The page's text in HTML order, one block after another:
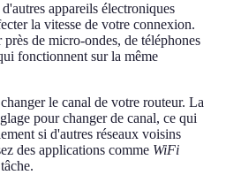
appareils électroniques
la vitesse de votre connexion.
de micro-ondes, de téléphones
fonctionnent sur la même
le canal de votre routeur. La
pour changer de canal, ce qui
si d'autres réseaux voisins
des applications comme WiFi